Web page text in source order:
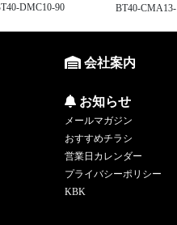
DMC10-90
BT40-CMA13-
会社案内
お知らせ
メールマガジン
おすすめチラシ
営業日カレンダー
プライバシーポリシー
KBK